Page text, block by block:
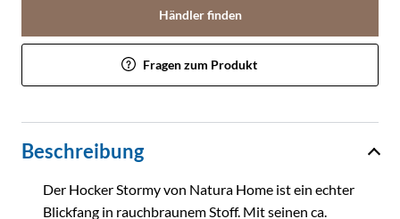
Händler finden
Fragen zum Produkt
Beschreibung
Der Hocker Stormy von Natura Home ist ein echter
Blickfang in rauchbraunem Stoff. Mit seinen ca.